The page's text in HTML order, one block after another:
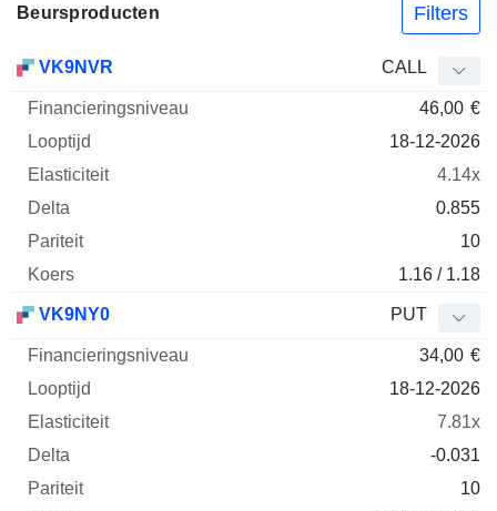
Beursproducten Filters
Elasticiteit
VK9NVR CALL
46,00 €
18-12-2026
4.14x
0.855
10
1.16 / 1.18
VK9NY0 PUT
34,00 €
18-12-2026
7.81x
-0.031
10